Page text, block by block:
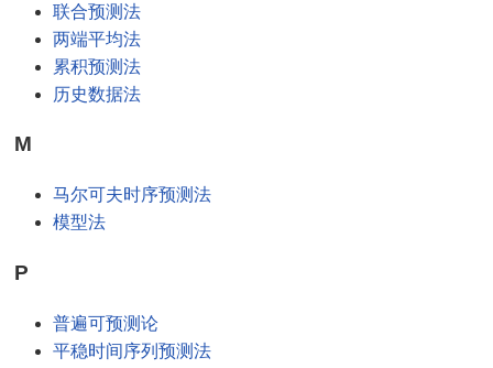
联合预测法
两端平均法
累积预测法
历史数据法
M
马尔可夫时序预测法
模型法
P
普遍可预测论
平稳时间序列预测法